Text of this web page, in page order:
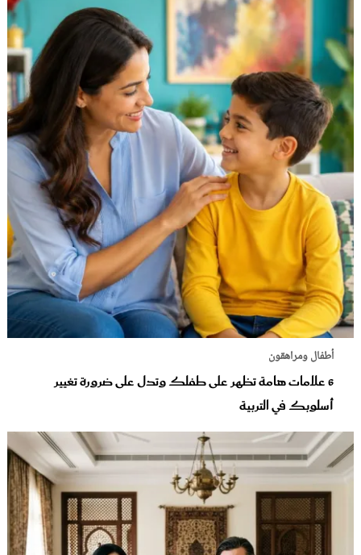
أطفال ومراهقون
6 علامات هامة تظهر على طفلك وتدل على ضرورة تغيير
أسلوبك في التربية